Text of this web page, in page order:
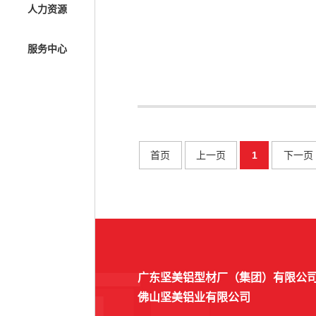
人力资源
服务中心
危废、固废管理情况一览表.pdf20 水污
险评估报告.pdf23 生物多样性和生态系
保护区范围说明.pdf25 人权方针承诺书
女职工权益保护措施的有效性.pdf27 反
首页 上一页 1 下一页
广东坚美铝型材厂（集团）有限公司
佛山坚美铝业有限公司